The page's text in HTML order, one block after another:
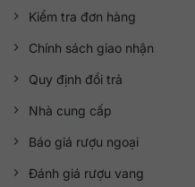
Kiểm tra đơn hàng
Chính sách giao nhận
Quy định đổi trả
Nhà cung cấp
Báo giá rượu ngoại
Đánh giá rượu vang